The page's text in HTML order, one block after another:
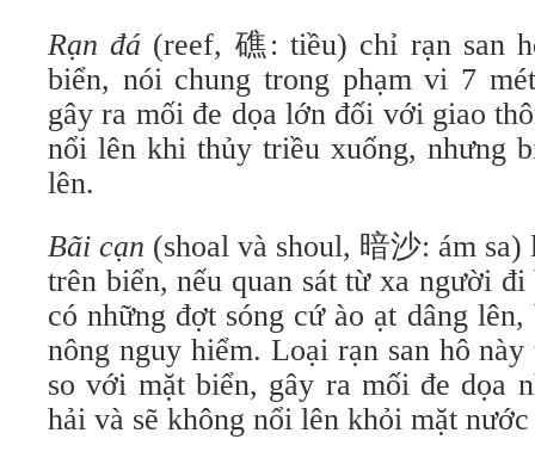
Rạn đá (reef, 礁: tiều) chỉ rạn san
biển, nói chung trong phạm vi 7
gây ra mối đe dọa lớn đối với giao
nổi lên khi thủy triều xuống, nhưng
lên.
Bãi cạn (shoal và shoul, 暗沙: ám
trên biển, nếu quan sát từ xa người
có những đợt sóng cứ ào ạt dâng
nông nguy hiểm. Loại rạn san hô
so với mặt biển, gây ra mối đe dọa
hải và sẽ không nổi lên khỏi mặt